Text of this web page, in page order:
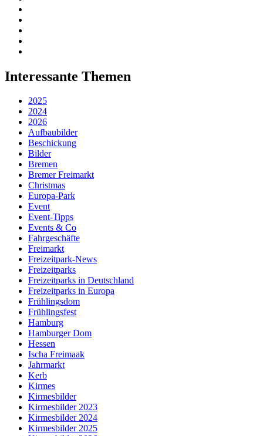
Interessante Themen
2025
2024
2026
Aufbaubilder
Beschickung
Bilder
Bremen
Bremer Freimarkt
Christmas
Europa-Park
Event
Event-Tipps
Events & Co
Fahrgeschäfte
Freimarkt
Freizeitpark-News
Freizeitparks
Freizeitparks in Deutschland
Freizeitparks in Europa
Frühlingsdom
Frühlingsfest
Hamburg
Hamburger Dom
Hessen
Ischa Freimaak
Jahrmarkt
Kerb
Kirmes
Kirmesbilder
Kirmesbilder 2023
Kirmesbilder 2024
Kirmesbilder 2025